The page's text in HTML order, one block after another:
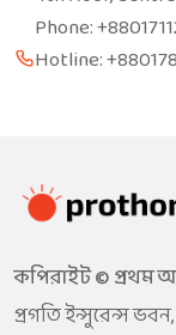
Phone:
Hotline:
কপিরাইট © প্রথম
প্রগতি ইন্সুরেন্স